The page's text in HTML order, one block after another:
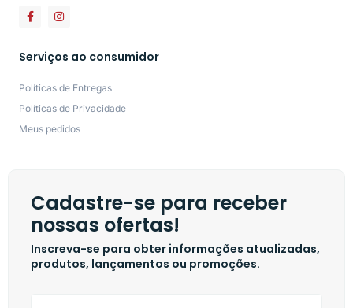
Serviços ao consumidor
Políticas de Entregas
Políticas de Privacidade
Meus pedidos
Cadastre-se para receber
nossas ofertas!
Inscreva-se para obter informações atualizadas,
produtos, lançamentos ou promoções.